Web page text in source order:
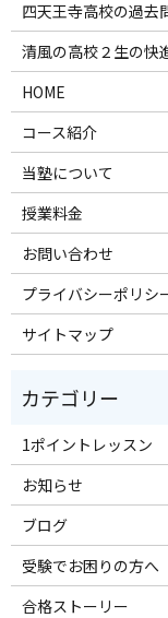
四天王寺高校の過去
清風の高校２生の快
HOME
コース紹介
当塾について
授業料金
お問い合わせ
プライバシーポリシ
サイトマップ
1ポイントレッスン
お知らせ
ブログ
受験でお困りの方へ
合格ストーリー